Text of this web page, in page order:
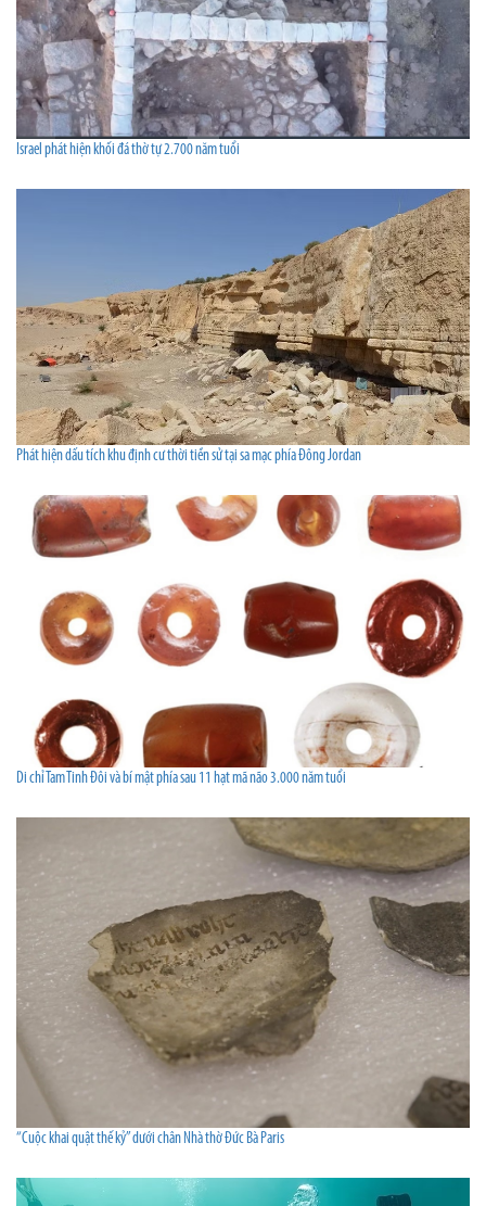
Israel phát hiện khối đá thờ tự 2.700 năm tuổi
Phát hiện dấu tích khu định cư thời tiền sử tại sa mạc phía Đông Jordan
Di chỉ Tam Tinh Đôi và bí mật phía sau 11 hạt mã não 3.000 năm tuổi
“Cuộc khai quật thế kỷ” dưới chân Nhà thờ Đức Bà Paris